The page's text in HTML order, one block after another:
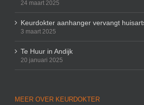
24 maart 2025
Keurdokter aanhanger vervangt
3 maart 2025
Te Huur in Andijk
20 januari 2025
MEER OVER KEURDOKTER